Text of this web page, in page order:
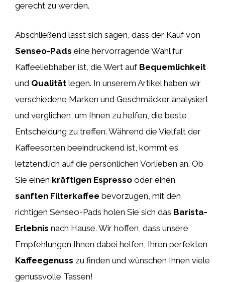
gerecht zu werden.
Abschließend lässt sich sagen, dass der Kauf von
Senseo-Pads eine hervorragende Wahl für
Kaffeeliebhaber ist, die Wert auf Bequemlichkeit
und Qualität legen. In unserem Artikel haben wir
verschiedene Marken und Geschmäcker analysiert
und verglichen, um Ihnen zu helfen, die beste
Entscheidung zu treffen. Während die Vielfalt der
Kaffeesorten beeindruckend ist, kommt es
letztendlich auf die persönlichen Vorlieben an. Ob
Sie einen kräftigen Espresso oder einen
sanften Filterkaffee bevorzugen, mit den
richtigen Senseo-Pads holen Sie sich das Barista-
Erlebnis nach Hause. Wir hoffen, dass unsere
Empfehlungen Ihnen dabei helfen, Ihren perfekten
Kaffeegenuss zu finden und wünschen Ihnen viele
genussvolle Tassen!